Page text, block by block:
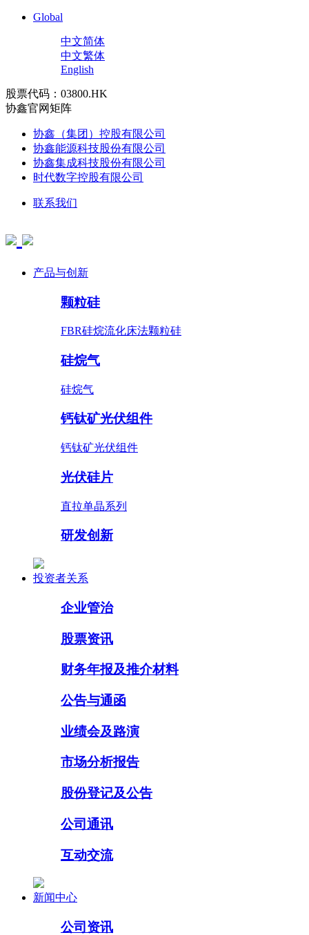
Global
中文简体
中文繁体
English
股票代码：03800.HK
协鑫官网矩阵
协鑫（集团）控股有限公司
协鑫能源科技股份有限公司
协鑫集成科技股份有限公司
时代数字控股有限公司
联系我们
产品与创新
颗粒硅
FBR硅烷流化床法颗粒硅
硅烷气
硅烷气
钙钛矿光伏组件
钙钛矿光伏组件
光伏硅片
直拉单晶系列
研发创新
投资者关系
企业管治
股票资讯
财务年报及推介材料
公告与通函
业绩会及路演
市场分析报告
股份登记及公告
公司通讯
互动交流
新闻中心
公司资讯